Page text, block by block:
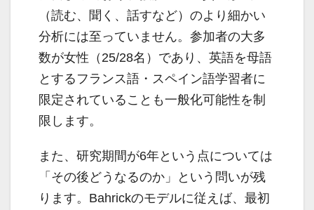
（読む、聞く、話すなど）のより細かい
分析には至っていません。参加者の大多
数が女性（25/28名）であり、英語を母語
とするフランス語・スペイン語学習者に
限定されていることも一般化可能性を制
限します。
また、研究期間が6年という点については
「その後どうなるのか」という問いが残
ります。Bahrickのモデルに従えば、最初